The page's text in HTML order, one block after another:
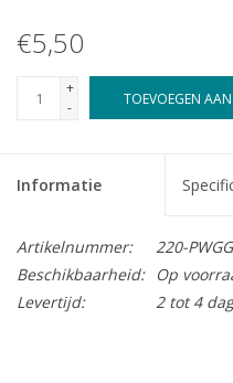
€5,50
+
-
TOEVOEGEN
Informatie
Artikelnummer:
220-
Beschikbaarheid:
Op
Levertijd:
2 tot 4